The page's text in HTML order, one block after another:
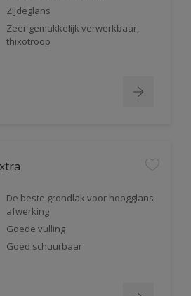
Zijdeglans
Zeer gemakkelijk verwerkbaar,
thixotroop
De beste grondlak voor hoogglans
afwerking
Goede vulling
Goed schuurbaar